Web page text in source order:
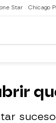
Star Chicago